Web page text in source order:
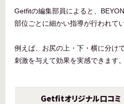
Getfitの編集部員によると、
部位ごとに細かい指導が行われてい
例えば、お尻の上・下・横に分け
刺激を与えて効果を実感できます。
Getfitオリジナル口コミ